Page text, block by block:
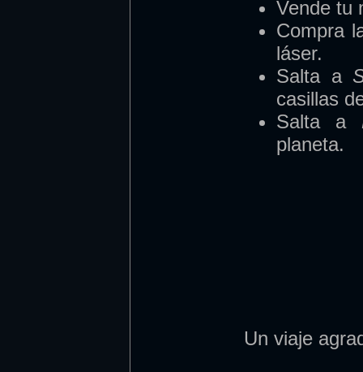
Vende tu
Compra
láser.
Salta a
casillas
Salta a
planeta.
Un viaje